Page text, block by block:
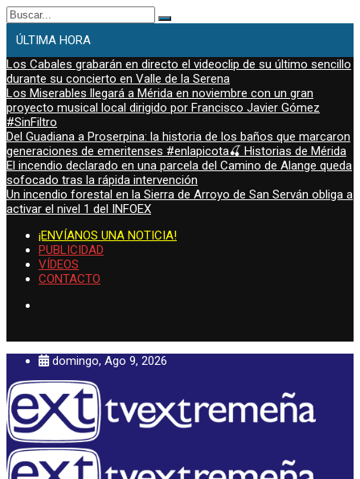
Buscar:
ÚLTIMA HORA
Los Cabales grabarán en directo el videoclip de su último sencillo
durante su concierto en Valle de la Serena
Los Miserables llegará a Mérida en noviembre con un gran
proyecto musical local dirigido por Francisco Javier Gómez
#SinFiltro
Del Guadiana a Proserpina: la historia de los baños que marcaron
generaciones de emeritenses #enlapicota🍒 Historias de Mérida
El incendio declarado en una parcela del Camino de Alange queda
sofocado tras la rápida intervención
Un incendio forestal en la Sierra de Arroyo de San Serván obliga a
activar el nivel 1 del INFOEX
¡ENVÍANOS UNA NOTICIA!
PUBLICIDAD
VÍDEOS
CONTACTO
domingo, Ago 9, 2026